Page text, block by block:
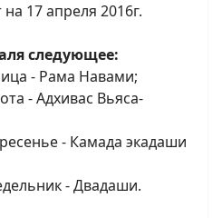
17 апреля 2016г.
следующее:
- Рама Навами;
- Адхивас Вьяса-
- Камада экадаши
- Двадаши.